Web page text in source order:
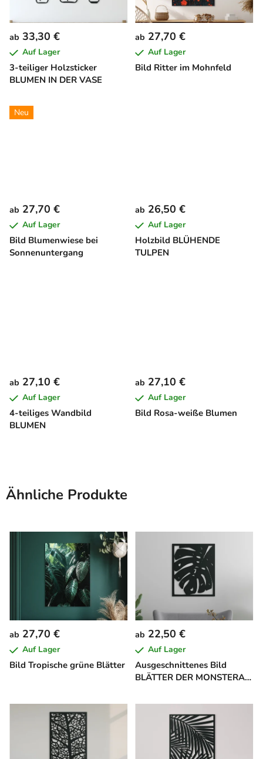
3-teiliger Holzsticker
BLUMEN IN DER VASE
ab 33,30 €
Auf Lager
Bild Ritter im Mohnfeld
ab 27,70 €
Auf Lager
Neu
Bild Blumenwiese bei
Sonnenuntergang
ab 27,70 €
Auf Lager
Holzbild BLÜHENDE
TULPEN
ab 26,50 €
Auf Lager
4-teiliges Wandbild
BLUMEN
ab 27,10 €
Auf Lager
Bild Rosa-weiße Blumen
ab 27,10 €
Auf Lager
Ähnliche Produkte
Bild Tropische grüne Blätter
ab 27,70 €
Auf Lager
Ausgeschnittenes Bild
BLÄTTER DER MONSTERA
ab 22,50 €
Auf Lager